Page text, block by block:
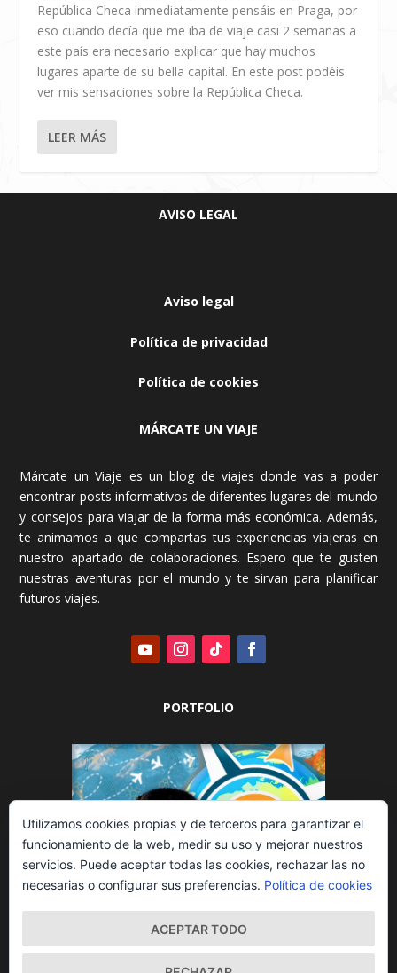
República Checa inmediatamente pensáis en Praga, por
eso cuando decía que me iba de viaje casi 2 semanas a
este país era necesario explicar que hay muchos
lugares aparte de su bella capital. En este post podéis
ver mis sensaciones sobre la República Checa.
LEER MÁS
AVISO LEGAL
Aviso legal
Política de privacidad
Política de cookies
MÁRCATE UN VIAJE
Márcate un Viaje es un blog de viajes donde vas a poder
encontrar posts informativos de diferentes lugares del mundo
y consejos para viajar de la forma más económica. Además,
te animamos a que compartas tus experiencias viajeras en
nuestro apartado de colaboraciones. Espero que te gusten
nuestras aventuras por el mundo y te sirvan para planificar
futuros viajes.
PORTFOLIO
Utilizamos cookies propias y de terceros para garantizar el
funcionamiento de la web, medir su uso y mejorar nuestros
servicios. Puede aceptar todas las cookies, rechazar las no
necesarias o configurar sus preferencias. Política de cookies
ACEPTAR TODO